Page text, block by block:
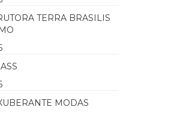
TERRA BRASILIS
MODAS